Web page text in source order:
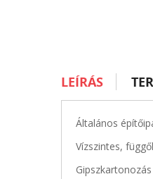
LEÍRÁS
Általános
Vízszintes,